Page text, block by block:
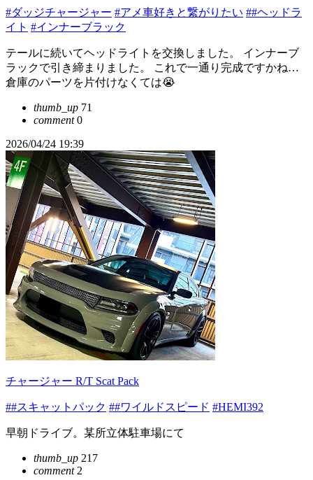
#ダッジチャージャー #アメ車好きと繋がりたい ##ヘッドラ
イト #インナーブラック
テールに続いてヘッドライトを交換しました。 インナーブ
ラックで引き締まりました。 これで一通り完成ですかね…
倉庫のパーツを片付けなくては😭
thumb_up 71
comment0
2026/04/24 19:39
チャージャー R/T Scat Pack
##スキャットパック ##ワイルドスピード #HEMI392
早朝ドライブ。某所立体駐車場にて
thumb_up 217
comment2